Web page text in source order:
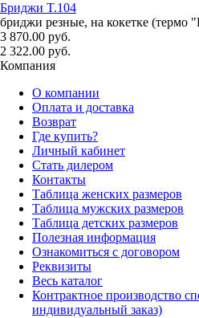
Бриджи T.104
бриджи резные, на кокетке (термо
3 870.00 руб.
2 322.00 руб.
Компания
О компании
Оплата и доставка
Возврат
Где купить?
Личный кабинет
Стать дилером
Контакты
Таблица женских размеров
Таблица мужских размеров
Таблица детских размеров
Полезная информация
Ознакомиться с договором
Реквизиты
Весь каталог
Контрактное производство
индивидуальный заказ)